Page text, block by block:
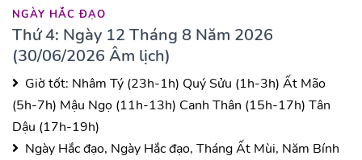
NGÀY HẮC ĐẠO
Thứ 4: Ngày 12 Tháng 8 Năm 2026
(30/06/2026 Âm lịch)
Giờ tốt: Nhâm Tý (23h-1h) Quý Sửu (1h-3h) Ất Mão
(5h-7h) Mậu Ngọ (11h-13h) Canh Thân (15h-17h) Tân
Dậu (17h-19h)
Ngày Hắc đạo, Ngày Hắc đạo, Tháng Ất Mùi, Năm Bính